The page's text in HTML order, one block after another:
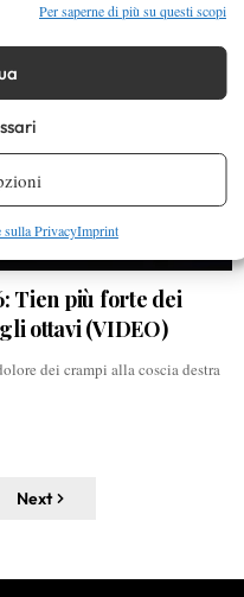
Per saperne di più su questi scopi
sulla PrivacyImprint
Tien più forte dei
ottavi (VIDEO)
dei crampi alla coscia destra
Next